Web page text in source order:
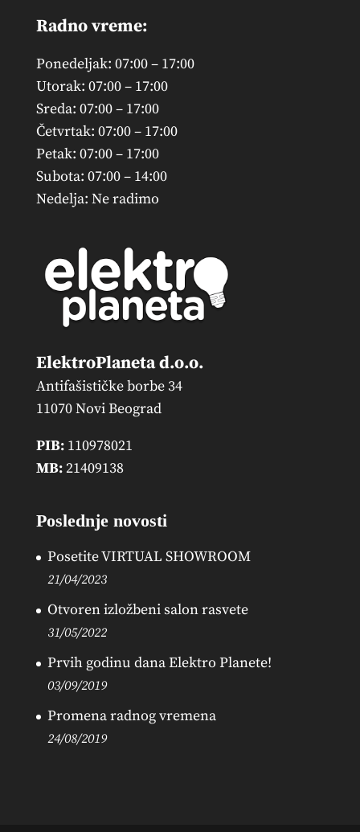
Radno vreme:
Ponedeljak: 07:00 – 17:00
Utorak: 07:00 – 17:00
Sreda: 07:00 – 17:00
Četvrtak: 07:00 – 17:00
Petak: 07:00 – 17:00
Subota: 07:00 – 14:00
Nedelja: Ne radimo
ElektroPlaneta d.o.o.
Antifašističke borbe 34
11070 Novi Beograd
PIB:110978021
MB:21409138
Poslednje novosti
Posetite VIRTUAL SHOWROOM
21/04/2023
Otvoren izložbeni salon rasvete
31/05/2022
Prvih godinu dana Elektro Planete!
03/09/2019
Promena radnog vremena
24/08/2019